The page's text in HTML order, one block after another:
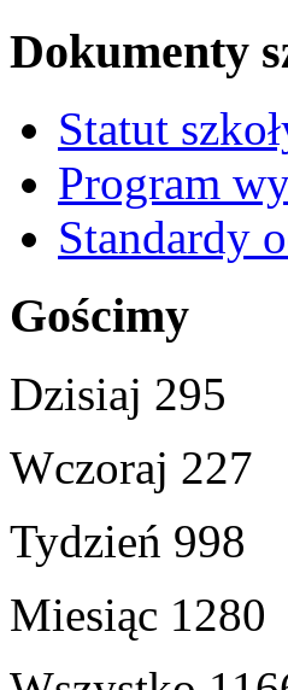
Dokumenty
Statut
Program
Standardy
Gościmy
Dzisiaj 295
Wczoraj 227
Tydzień 998
Miesiąc 1280